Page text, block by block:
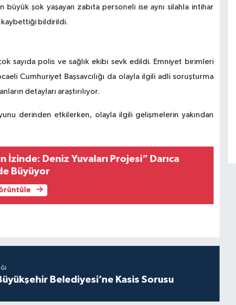
büyük şok yaşayan zabıta personeli ise aynı silahla intihar
kaybettiği bildirildi.
sayıda polis ve sağlık ekibi sevk edildi. Emniyet birimleri
Cumhuriyet Başsavcılığı da olayla ilgili adli soruşturma
detayları araştırılıyor.
derinden etkilerken, olayla ilgili gelişmelerin yakından
İzinde: Deniz Yuvaları Projesi” Darıca
Büyüyor
Belediyesi’ne Kasis Sorusu